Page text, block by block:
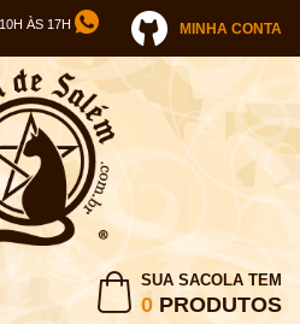
ÀS 17H MINHA CONTA
SUA SACOLA TEM
0 PRODUTOS